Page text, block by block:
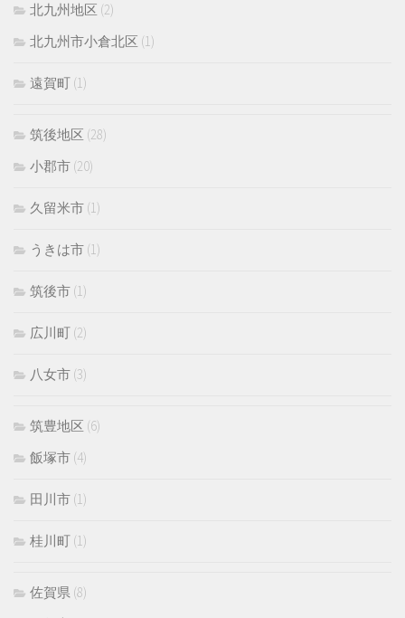
北九州地区 (2)
北九州市小倉北区 (1)
遠賀町 (1)
筑後地区 (28)
小郡市 (20)
久留米市 (1)
うきは市 (1)
筑後市 (1)
広川町 (2)
八女市 (3)
筑豊地区 (6)
飯塚市 (4)
田川市 (1)
桂川町 (1)
佐賀県 (8)